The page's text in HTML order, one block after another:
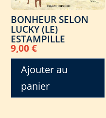
BONHEUR SELON
LUCKY (LE)
ESTAMPILLE
9,00€
Ajouter au
panier